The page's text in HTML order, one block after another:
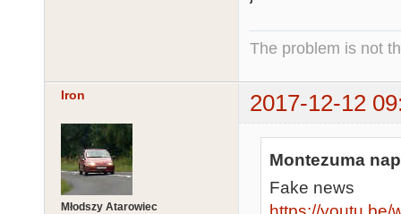
The problem is not
Iron 2017-12-12
Młodszy Atarowiec
Montezuma
Fake news